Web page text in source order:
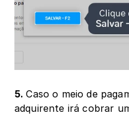
5. Caso o meio de
adquirente irá cobrar